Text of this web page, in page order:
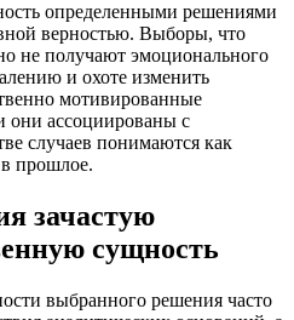
определенными решениями
верностью. Выборы, что
не получают эмоционального
и охоте изменить
мотивированные
они ассоциированы с
случаев понимаются как
прошлое.
зачастую
сущность
выбранного решения часто